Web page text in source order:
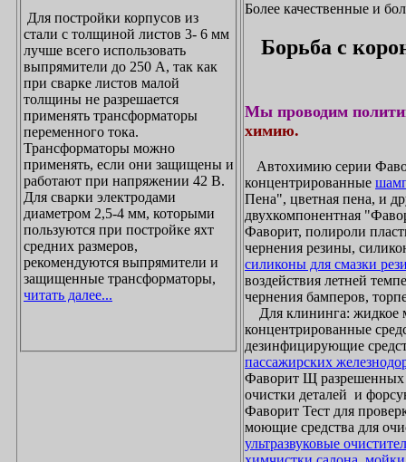
Для постройки корпусов из
стали с толщиной листов 3- 6 мм
лучше всего использовать
выпрямители до 250 А, так как
при сварке листов малой
толщины не разрешается
применять трансформаторы
переменного тока.
Трансформаторы можно
применять, если они защищены и
работают при напряжении 42 В.
Для сварки электродами
диаметром 2,5-4 мм, которыми
пользуются при постройке яхт
средних размеров,
рекомендуются выпрямители и
защищенные трансформаторы,
читать далее...
Более качественные и
Борьба с
Мы проводим
химию.
Автохимию серии
концентрированные
Пена", цветная пена, и
двухкомпонентная
Фаворит, полироли
чернения резины,
силиконы для смазки
воздействия летней
чернения бамперов,
Для клининга: жидкое
концентрированные
дезинфицирующие
пассажирских
Фаворит Щ
очистки деталей и
Фаворит Тест для
моющие средства для
ультразвуковые